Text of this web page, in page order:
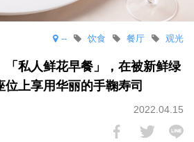
-- 观光
餐厅
饮食
「私人鲜花早餐」，在被新鲜绿
上享用华丽的手鞠寿司
2022.04.15